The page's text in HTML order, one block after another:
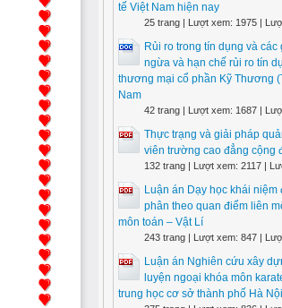
tế Việt Nam hiện nay
25 trang | Lượt xem: 1975 |
Rủi ro trong tín dụng và
ngừa và hạn chế rủi ro tín
thương mại cổ phần Kỹ Thương
Nam
42 trang | Lượt xem: 1687 |
Thực trạng và giải pháp
viên trường cao đẳng cộng
132 trang | Lượt xem: 2117 |
Luận án Dạy học khái niệm
phân theo quan điểm liên
môn toán – Vật Lí
243 trang | Lượt xem: 847 |
Luận án Nghiên cứu xây
luyện ngoại khóa môn
trung học cơ sở thành phố Hà Nội